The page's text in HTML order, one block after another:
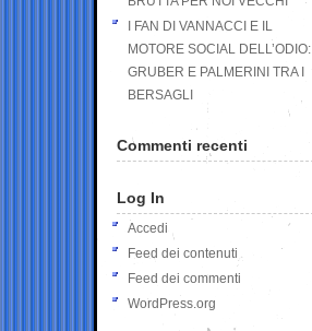
I FAN DI VANNACCI E IL
MOTORE SOCIAL DELL’ODIO:
GRUBER E PALMERINI TRA I
BERSAGLI
Commenti recenti
Log In
Accedi
Feed dei contenuti
Feed dei commenti
WordPress.org